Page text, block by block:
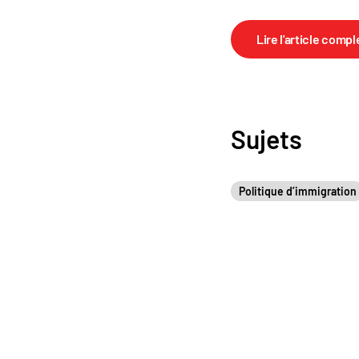
Lire l'article
Sujets
Politique d’immigration